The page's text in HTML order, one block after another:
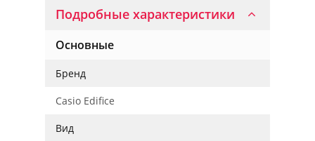
Подробные характеристики
Основные
Бренд
Casio Edifice
Вид